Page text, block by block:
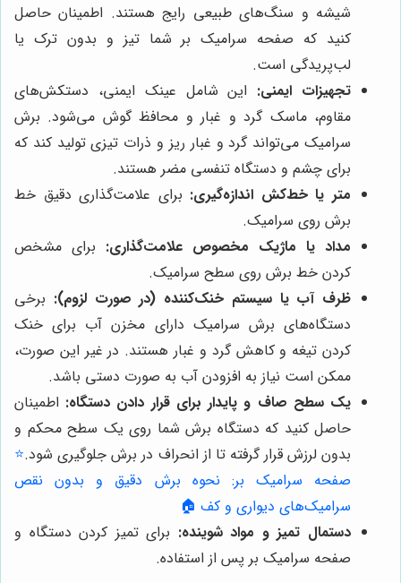
شیشه و سنگ‌های طبیعی رایج هستند. اطمینان حاصل
کنید که صفحه سرامیک بر شما تیز و بدون ترک یا
لب‌پریدگی است.
تجهیزات ایمنی: این شامل عینک ایمنی، دستکش‌های
مقاوم، ماسک گرد و غبار و محافظ گوش می‌شود. برش
سرامیک می‌تواند گرد و غبار ریز و ذرات تیزی تولید کند که
برای چشم و دستگاه تنفسی مضر هستند.
متر یا خط‌کش اندازه‌گیری: برای علامت‌گذاری دقیق خط
برش روی سرامیک.
مداد یا ماژیک مخصوص علامت‌گذاری: برای مشخص
کردن خط برش روی سطح سرامیک.
ظرف آب یا سیستم خنک‌کننده (در صورت لزوم): برخی
دستگاه‌های برش سرامیک دارای مخزن آب برای خنک
کردن تیغه و کاهش گرد و غبار هستند. در غیر این صورت،
ممکن است نیاز به افزودن آب به صورت دستی باشد.
یک سطح صاف و پایدار برای قرار دادن دستگاه: اطمینان
حاصل کنید که دستگاه برش شما روی یک سطح محکم و
بدون لرزش قرار گرفته تا از انحراف در برش جلوگیری شود.⭐️
صفحه سرامیک بر: نحوه برش دقیق و بدون نقص
سرامیک‌های دیواری و کف 🏠
دستمال تمیز و مواد شوینده: برای تمیز کردن دستگاه و
صفحه سرامیک بر پس از استفاده.